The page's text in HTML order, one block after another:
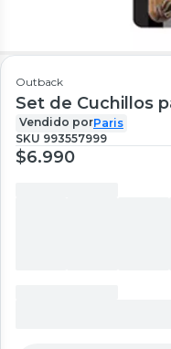
Outback
Set de Cuchillos
Vendido porParis
SKU 993557999
$6.990